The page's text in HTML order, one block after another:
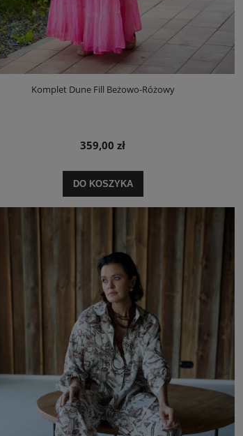
Komplet Dune Fill Beżowo-Różowy
359,00 zł
DO KOSZYKA